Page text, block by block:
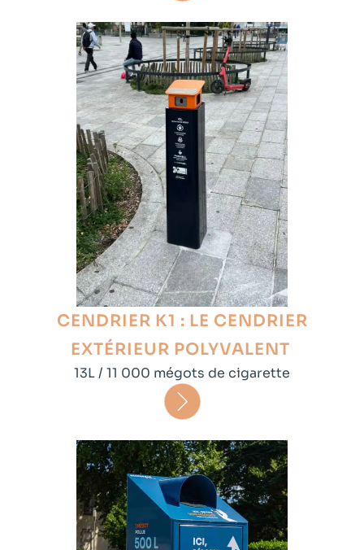
CENDRIER K1 : LE CENDRIER
EXTÉRIEUR POLYVALENT
13L / 11 000 mégots de cigarette